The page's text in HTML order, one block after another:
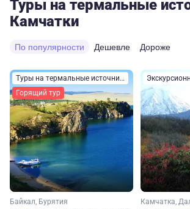
Туры на термальные
Камчатки
По популярности Дешевле Дороже
Туры на термальные источники
Горящий тур
Байкал, Бурятия Камчатка,